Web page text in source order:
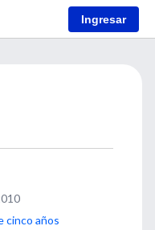
Ingresar
cinco años